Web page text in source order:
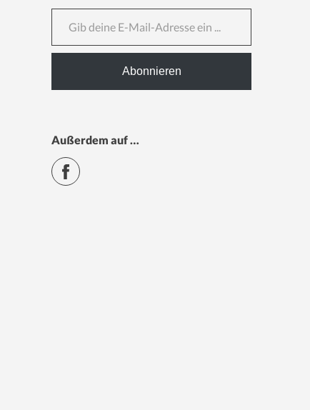
Gib deine E-Mail-Adresse ein ...
Abonnieren
Außerdem auf …
Facebook